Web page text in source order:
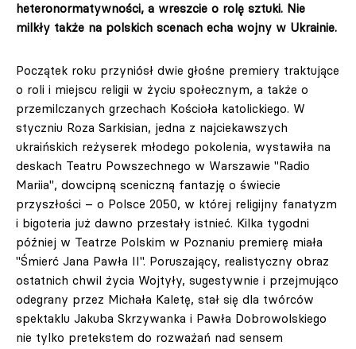
heteronormatywności, a wreszcie o rolę sztuki. Nie
milkły także na polskich scenach echa wojny w Ukrainie.
Początek roku przyniósł dwie głośne premiery traktujące
o roli i miejscu religii w życiu społecznym, a także o
przemilczanych grzechach Kościoła katolickiego. W
styczniu Roza Sarkisian, jedna z najciekawszych
ukraińskich reżyserek młodego pokolenia, wystawiła na
deskach Teatru Powszechnego w Warszawie "Radio
Mariia", dowcipną sceniczną fantazję o świecie
przyszłości – o Polsce 2050, w której religijny fanatyzm
i bigoteria już dawno przestały istnieć. Kilka tygodni
później w Teatrze Polskim w Poznaniu premierę miała
"Śmierć Jana Pawła II". Poruszający, realistyczny obraz
ostatnich chwil życia Wojtyły, sugestywnie i przejmująco
odegrany przez Michała Kaletę, stał się dla twórców
spektaklu Jakuba Skrzywanka i Pawła Dobrowolskiego
nie tylko pretekstem do rozważań nad sensem